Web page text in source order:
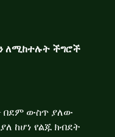
ለሚከተሉት ችግሮች
በደም ውስጥ ያለው
ከሆነ የልጁ ክብደት